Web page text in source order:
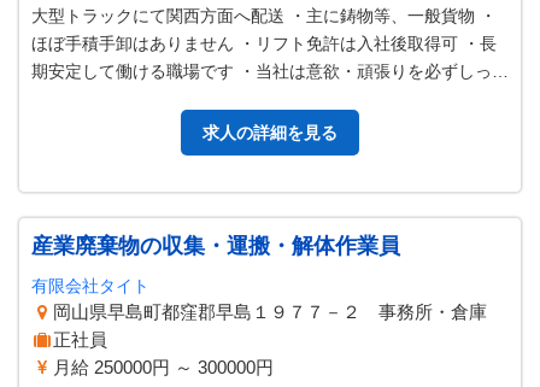
大型トラックにて関西方面へ配送 ・主に鋳物等、一般貨物 ・
ほぼ手積手卸はありません ・リフト免許は入社後取得可 ・長
期安定して働ける職場です ・当社は意欲・頑張りを必ずしっか
求人の詳細を見る
産業廃棄物の収集・運搬・解体作業員
有限会社タイト
岡山県早島町都窪郡早島１９７７－２ 事務所・倉庫
正社員
月給 250000円 ～ 300000円